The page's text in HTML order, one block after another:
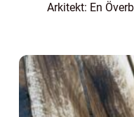
Arkitekt: En